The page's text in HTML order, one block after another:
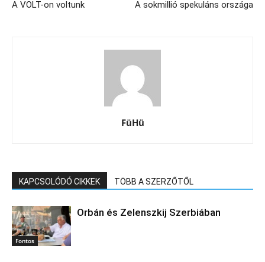
A VOLT-on voltunk A sokmillió spekuláns országa
FüHü
KAPCSOLÓDÓ CIKKEK TÖBB A SZERZŐTŐL
Fontos
Orbán és Zelenszkij Szerbiában